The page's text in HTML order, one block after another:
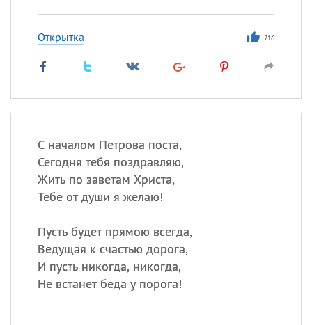
Открытка 216
С началом Петрова поста,
Сегодня тебя поздравляю,
Жить по заветам Христа,
Тебе от души я желаю!
Пусть будет прямою всегда,
Ведущая к счастью дорога,
И пусть никогда, никогда,
Не встанет беда у порога!